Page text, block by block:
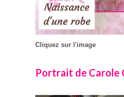
Cliquez sur l'image
Portrait de Carole